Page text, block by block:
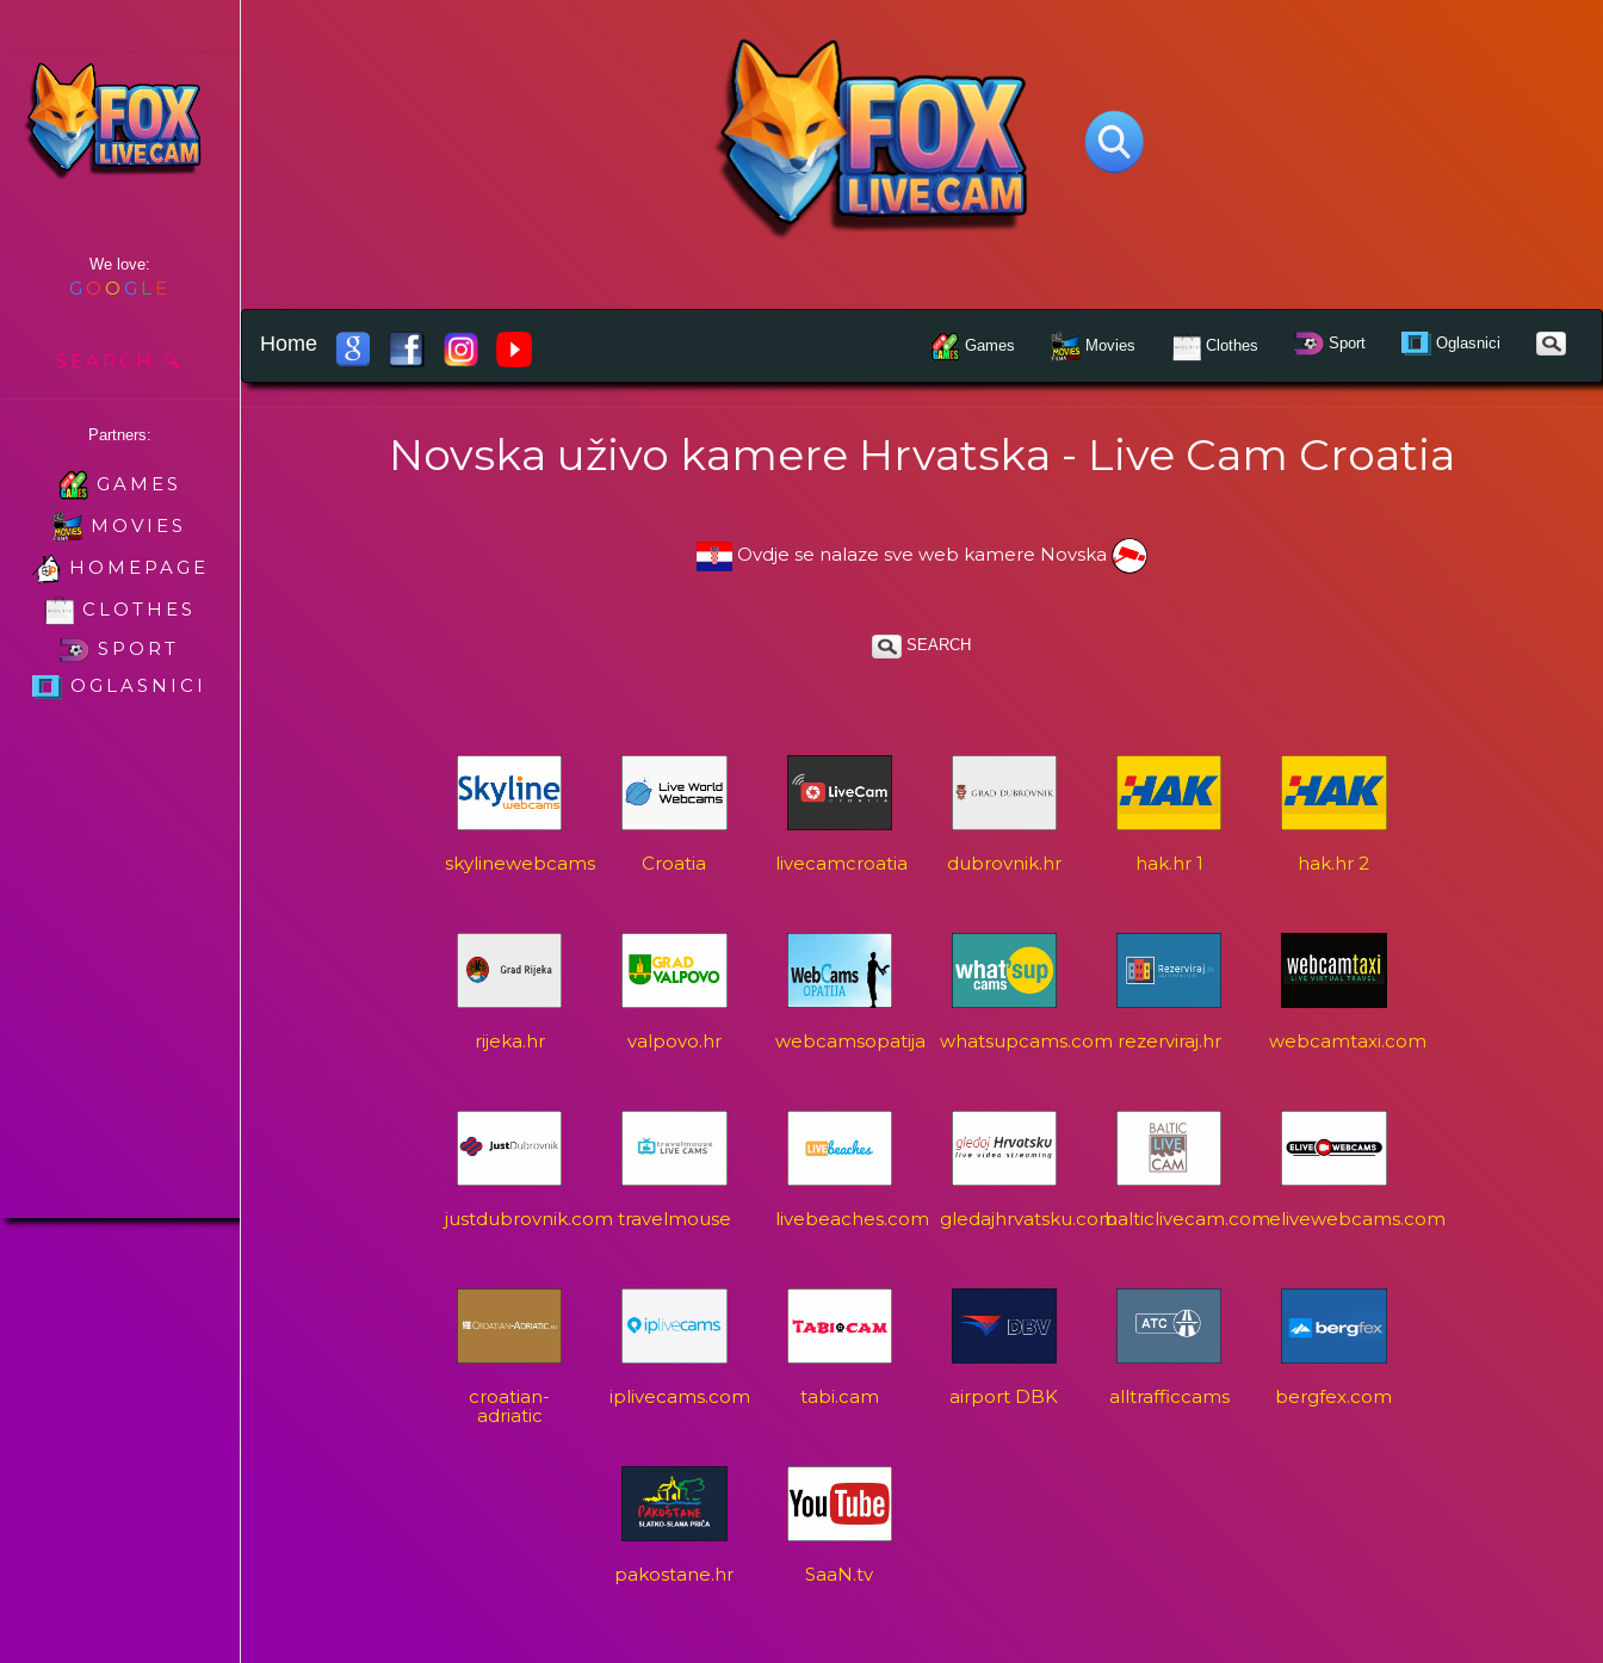
We love:
G O O G L E
SEARCH 🔍
Partners:
GAMES
MOVIES
HOMEPAGE
CLOTHES
SPORT
OGLASNICI
Home Games Movies Clothes Sport Oglasnici
Novska uživo kamere Hrvatska - Live Cam Croatia
Ovdje se nalaze sve web kamere Novska
SEARCH
skylinewebcams Croatia livecamcroatia dubrovnik.hr hak.hr 1 hak.hr 2
rijeka.hr valpovo.hr webcamsopatija whatsupcams.com rezerviraj.hr webcamtaxi.com
justdubrovnik.com travelmouse livebeaches.com gledajhrvatsku.combalticlivecam.comelivewebcams.com
croatian-
adriatic
iplivecams.com tabi.cam airport DBK alltrafficcams bergfex.com
pakostane.hr SaaN.tv